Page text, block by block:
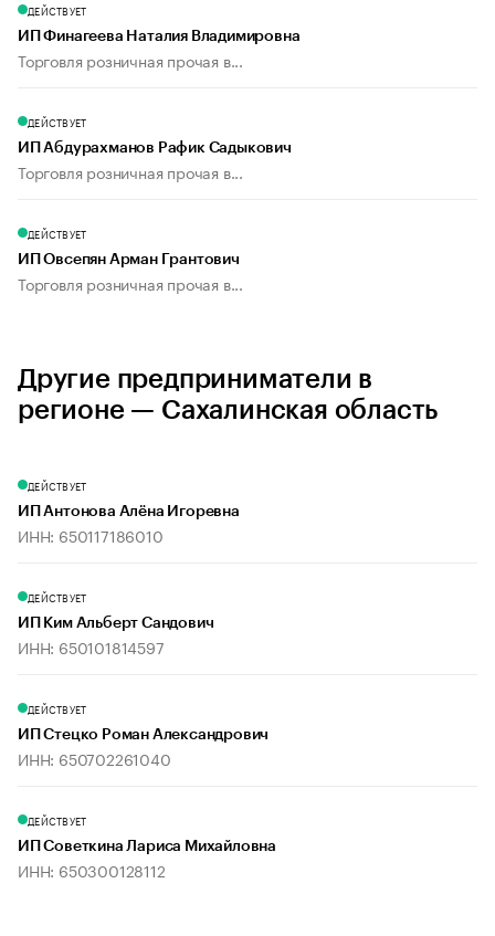
ДЕЙСТВУЕТ
ИП Финагеева Наталия Владимировна
Торговля розничная прочая в...
ДЕЙСТВУЕТ
ИП Абдурахманов Рафик Садыкович
Торговля розничная прочая в...
ДЕЙСТВУЕТ
ИП Овсепян Арман Грантович
Торговля розничная прочая в...
Другие предприниматели в
регионе — Сахалинская область
ДЕЙСТВУЕТ
ИП Антонова Алёна Игоревна
ИНН: 650117186010
ДЕЙСТВУЕТ
ИП Ким Альберт Сандович
ИНН: 650101814597
ДЕЙСТВУЕТ
ИП Стецко Роман Александрович
ИНН: 650702261040
ДЕЙСТВУЕТ
ИП Советкина Лариса Михайловна
ИНН: 650300128112